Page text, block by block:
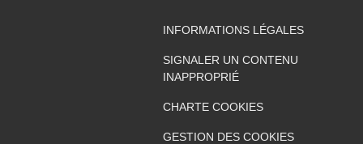
INFORMATIONS LÉGALES
SIGNALER UN CONTENU
INAPPROPRIÉ
CHARTE COOKIES
GESTION DES COOKIES